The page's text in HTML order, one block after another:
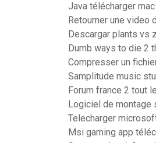
Java télécharger
Retourner une video
Descargar plants vs
Dumb ways to die 2
Compresser un
Samplitude music
Forum france 2 tout
Logiciel de montage
Telecharger
Msi gaming app